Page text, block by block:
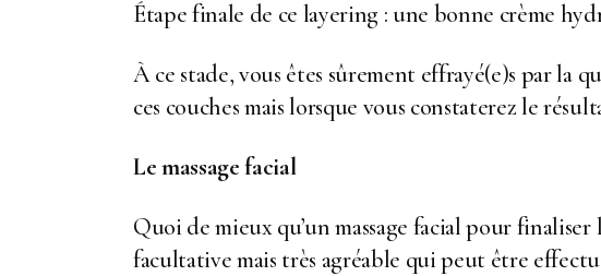
Étape finale de ce layering : une bonne crème
À ce stade, vous êtes sûrement effrayé(e)s par la
ces couches mais lorsque vous constaterez le
Le massage facial
Quoi de mieux qu’un massage facial pour
facultative mais très agréable qui peut être